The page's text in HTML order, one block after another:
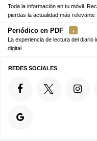
Toda la información en tu móvil.
pierdas la actualidad más relevante
Periódico en PDF
La experiencia de lectura del diario
digital
REDES SOCIALES